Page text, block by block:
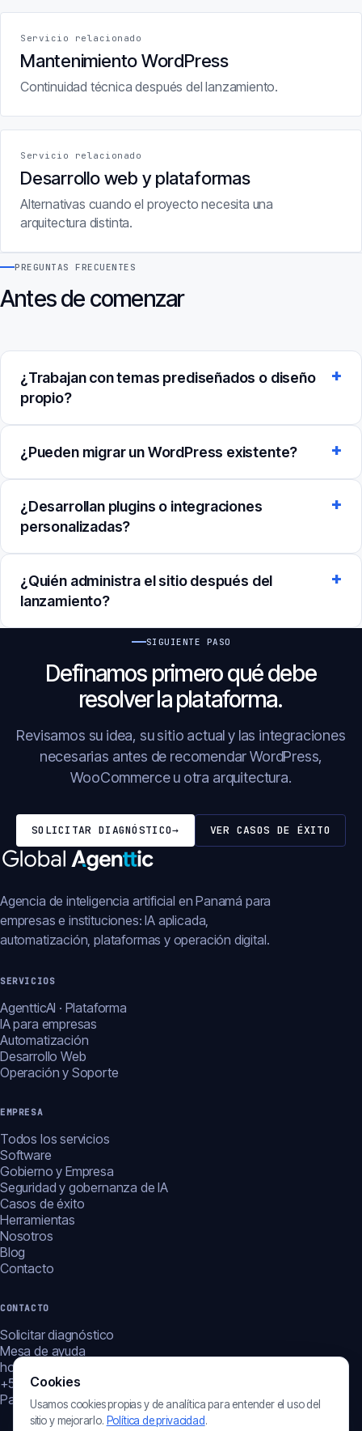
Servicio relacionado
Mantenimiento WordPress
Continuidad técnica después del lanzamiento.
Servicio relacionado
Desarrollo web y plataformas
Alternativas cuando el proyecto necesita una
arquitectura distinta.
PREGUNTAS FRECUENTES
Antes de comenzar
¿Trabajan con temas prediseñados o diseño
propio?
¿Pueden migrar un WordPress existente?
¿Desarrollan plugins o integraciones
personalizadas?
¿Quién administra el sitio después del
lanzamiento?
SIGUIENTE PASO
Definamos primero qué debe
resolver la plataforma.
Revisamos su idea, su sitio actual y las integraciones
necesarias antes de recomendar WordPress,
WooCommerce u otra arquitectura.
SOLICITAR DIAGNÓSTICO→ VER CASOS DE ÉXITO
Agencia de inteligencia artificial en Panamá para
empresas e instituciones: IA aplicada,
automatización, plataformas y operación digital.
SERVICIOS
AgentticAI · Plataforma
IA para empresas
Automatización
Desarrollo Web
Operación y Soporte
EMPRESA
Todos los servicios
Software
Gobierno y Empresa
Seguridad y gobernanza de IA
Casos de éxito
Herramientas
Nosotros
Blog
Contacto
CONTACTO
Solicitar diagnóstico
Mesa de ayuda
hola@globalagenttic.com
+507 310-9722
Panamá · LATAM
Cookies
Usamos cookies propias y de analítica para entender el uso del
sitio y mejorarlo. Política de privacidad.